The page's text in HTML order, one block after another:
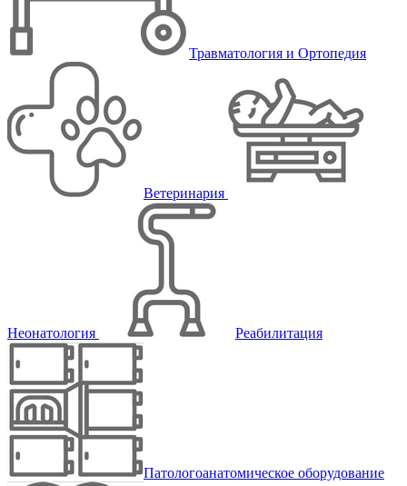
Травматология и Ортопедия
Ветеринария
Неонатология Реабилитация
Патологоанатомическое оборудование